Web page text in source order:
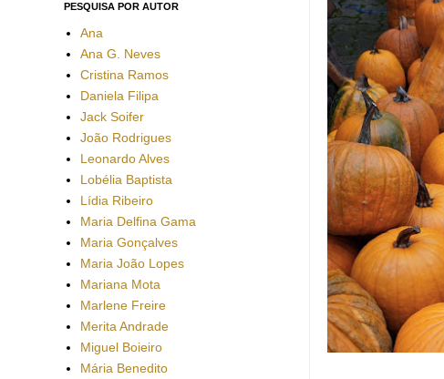
PESQUISA POR AUTOR
Ana
Ana G. Neves
Cristina Ramos
Daniela Filipa
Jack Soifer
João Rodrigues
Leonardo Alves
Lobélia Baptista
Lídia Ribeiro
Maria Delfina Gama
Maria Gonçalves
Maria João Lopes
Mariana Mota
Marlene Freire
Merita Andrade
Miguel Boieiro
Mária Benedito